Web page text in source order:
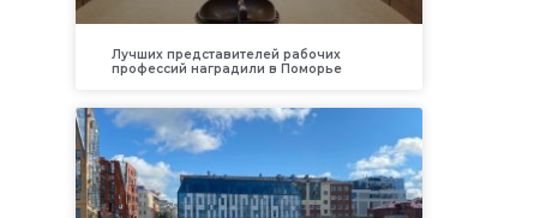
Лучших представителей рабочих
профессий наградили в Поморье